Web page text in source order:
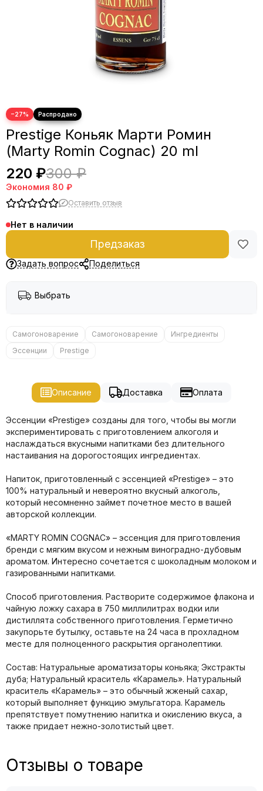
−27%
Prestige Коньяк Марти Ромин
(Marty Romin Cognac) 20 ml
220 ₽300 ₽
Экономия 80 ₽
Оставить отзыв
Нет в наличии
Предзаказ
Задать вопрос Поделиться
Выбрать
Самогоноварение Самогоноварение
Ингредиенты
Эссенции
Prestige
Описание Доставка Оплата
Эссенции «Prestige» созданы для того, чтобы вы могли
экспериментировать с приготовлением алкоголя и
наслаждаться вкусными напитками без длительного
настаивания на дорогостоящих ингредиентах.
Напиток, приготовленный с эссенцией «Prestige» – это
100% натуральный и невероятно вкусный алкоголь,
который несомненно займет почетное место в вашей
авторской коллекции.
«MARTY ROMIN COGNAC» – эссенция для приготовления
бренди с мягким вкусом и нежным виноградно-дубовым
ароматом. Интересно сочетается с шоколадным молоком и
газированными напитками.
Способ приготовления. Растворите содержимое флакона и
чайную ложку сахара в 750 миллилитрах водки или
дистиллята собственного приготовления. Герметично
закупорьте бутылку, оставьте на 24 часа в прохладном
месте для полноценного раскрытия органолептики.
Состав: Натуральные ароматизаторы коньяка; Экстракты
дуба; Натуральный краситель «Карамель». Натуральный
краситель «Карамель» – это обычный жженый сахар,
который выполняет функцию эмульгатора. Карамель
препятствует помутнению напитка и окислению вкуса, а
также придает нежно-золотистый цвет.
Отзывы о товаре